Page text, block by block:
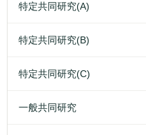
特定共同研究(A)
特定共同研究(B)
特定共同研究(C)
一般共同研究